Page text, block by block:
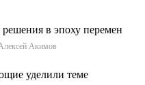
Акимов
уделили теме